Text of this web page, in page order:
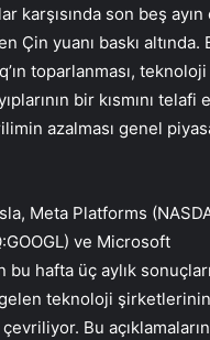
karşısında son beş
Çin yuanı baskı altında.
toparlanması,
bir kısmını telafi
azalması genel piyasa
Meta Platforms
GOOGL) ve Microsoft
bu hafta üç aylık
gelen teknoloji
Bu